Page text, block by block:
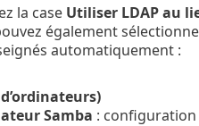
la case Utiliser LDAP au
également
automatiquement :
Samba :